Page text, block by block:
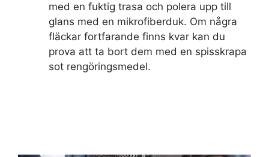
med en fuktig trasa och polera upp till
glans med en mikrofiberduk. Om några
fläckar fortfarande finns kvar kan du
prova att ta bort dem med en spisskrapa
sot rengöringsmedel.